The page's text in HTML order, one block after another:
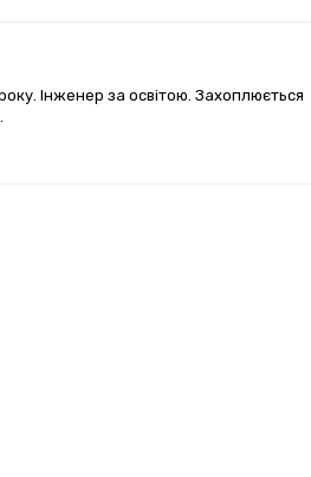
Інженер за освітою. Захоплюється